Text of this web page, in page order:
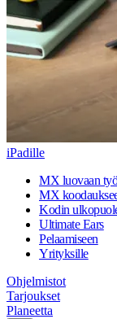
iPadille
MX luovaan
MX
Kodin
Ultimate Ears
Pelaamiseen
Yrityksille
Ohjelmistot
Tarjoukset
Planeetta